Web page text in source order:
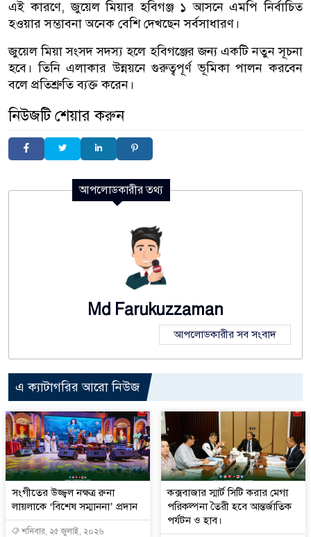
এই কারণে, জুয়েল মিয়ার হবিগঞ্জ ১ আসনে এমপি নির্বাচিত
হওয়ার সম্ভাবনা অনেক বেশি দেখছেন সর্বসাধারণ।
জুয়েল মিয়া সংসদ সদস্য হলে হবিগঞ্জের জন্য একটি নতুন সূচনা
হবে। তিনি এলাকার উন্নয়নে গুরুত্বপূর্ণ ভূমিকা পালন করবেন
বলে প্রতিশ্রুতি ব্যক্ত করেন।
নিউজটি শেয়ার করুন
আপলোডকারীর তথ্য
Md Farukuzzaman
আপলোডকারীর সব সংবাদ
এ ক্যাটাগরির আরো নিউজ
সংগীতের উজ্জ্বল নক্ষত্র রুনা
লায়লাকে ‘বিশেষ সম্মাননা’ প্রদান
শনিবার, ২৫ জুলাই, ২০২৬
কক্সবাজার স্মার্ট সিটি করার মেগা
পরিকল্পনা তৈরী হবে আন্তর্জাতিক
পর্যটন ও হাব।